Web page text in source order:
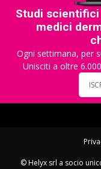
Studi
medici
Ogni settimana, per
Unisciti a oltre
© Helyx srl a socio